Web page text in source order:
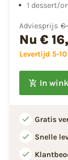
1 dessert/
Adviesprijs €
Nu €
Levertijd 5-
In
Gratis
Snelle